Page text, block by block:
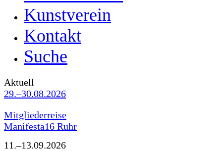
Kunstverein
Kontakt
Suche
Aktuell
29.–30.08.2026
Mitgliederreise
Manifesta16 Ruhr
11.–13.09.2026